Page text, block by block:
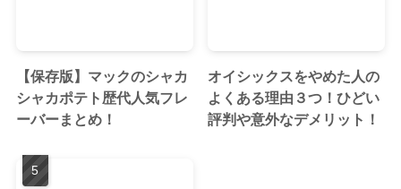
【保存版】マックのシャカ
シャカポテト歴代人気フレ
ーバーまとめ！
オイシックスをやめた人の
よくある理由３つ！ひどい
評判や意外なデメリット！